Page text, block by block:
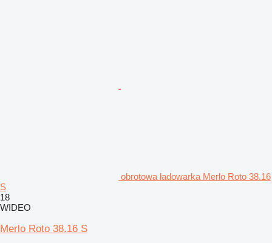
obrotowa ładowarka Merlo Roto 38.16
S
18
WIDEO
Merlo Roto 38.16 S